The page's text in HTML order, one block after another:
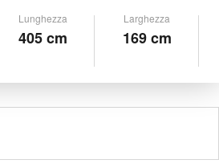
Lunghezza
405 cm
Larghezza
169 cm